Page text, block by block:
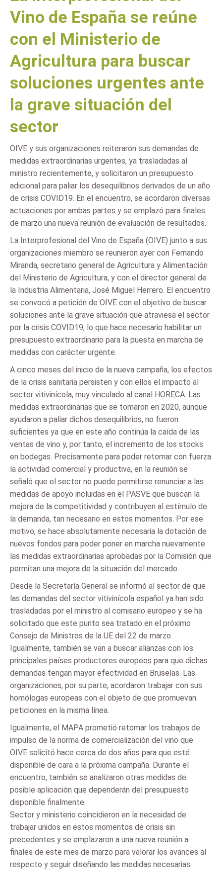
Vino de España se reúne
con el Ministerio de
Agricultura para buscar
soluciones urgentes ante
la grave situación del
sector
OIVE y sus organizaciones reiteraron sus demandas de
medidas extraordinarias urgentes, ya trasladadas al
ministro recientemente, y solicitaron un presupuesto
adicional para paliar los desequilibrios derivados de un año
de crisis COVID19. En el encuentro, se acordaron diversas
actuaciones por ambas partes y se emplazó para finales
de marzo una nueva reunión de evaluación de resultados.
La Interprofesional del Vino de España (OIVE) junto a sus
organizaciones miembro se reunieron ayer con Fernando
Miranda, secretario general de Agricultura y Alimentación
del Ministerio de Agricultura, y con el director general de
la Industria Alimentaria, José Miguel Herrero. El encuentro
se convocó a petición de OIVE con el objetivo de buscar
soluciones ante la grave situación que atraviesa el sector
por la crisis COVID19, lo que hace necesario habilitar un
presupuesto extraordinario para la puesta en marcha de
medidas con carácter urgente.
A cinco meses del inicio de la nueva campaña, los efectos
de la crisis sanitaria persisten y con ellos el impacto al
sector vitivinícola, muy vinculado al canal HORECA. Las
medidas extraordinarias que se tomaron en 2020, aunque
ayudaron a paliar dichos desequilibrios, no fueron
suficientes ya que en este año continúa la caída de las
ventas de vino y, por tanto, el incremento de los stocks
en bodegas. Precisamente para poder retomar con fuerza
la actividad comercial y productiva, en la reunión se
señaló que el sector no puede permitirse renunciar a las
medidas de apoyo incluidas en el PASVE que buscan la
mejora de la competitividad y contribuyen al estímulo de
la demanda, tan necesario en estos momentos. Por ese
motivo, se hace absolutamente necesaria la dotación de
nuevos fondos para poder poner en marcha nuevamente
las medidas extraordinarias aprobadas por la Comisión que
permitan una mejora de la situación del mercado.
Desde la Secretaría General se informó al sector de que
las demandas del sector vitivinícola español ya han sido
trasladadas por el ministro al comisario europeo y se ha
solicitado que este punto sea tratado en el próximo
Consejo de Ministros de la UE del 22 de marzo.
Igualmente, también se van a buscar alianzas con los
principales países productores europeos para que dichas
demandas tengan mayor efectividad en Bruselas. Las
organizaciones, por su parte, acordaron trabajar con sus
homólogas europeas con el objeto de que promuevan
peticiones en la misma línea.
Igualmente, el MAPA prometió retomar los trabajos de
impulso de la norma de comercialización del vino que
OIVE solicitó hace cerca de dos años para que esté
disponible de cara a la próxima campaña. Durante el
encuentro, también se analizaron otras medidas de
posible aplicación que dependerán del presupuesto
disponible finalmente.
Sector y ministerio coincidieron en la necesidad de
trabajar unidos en estos momentos de crisis sin
precedentes y se emplazaron a una nueva reunión a
finales de este mes de marzo para valorar los avances al
respecto y seguir diseñando las medidas necesarias.